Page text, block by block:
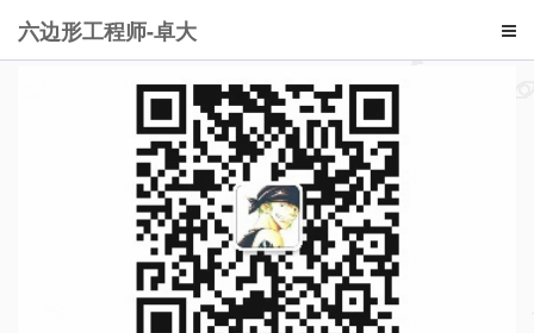
六边形工程师-卓大